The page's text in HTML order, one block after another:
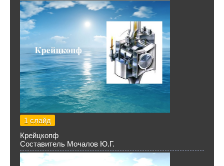
1 слайд
Крейцкопф
Составитель Мочалов Ю.Г.